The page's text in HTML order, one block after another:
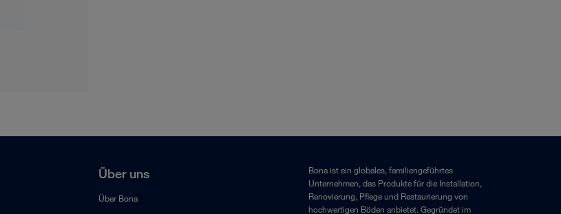
Über uns
Über Bona
Bona ist ein globales, familiengeführtes
Unternehmen, das Produkte für die Installation,
Renovierung, Pflege und Restaurierung von
hochwertigen Böden anbietet. Gegründet im